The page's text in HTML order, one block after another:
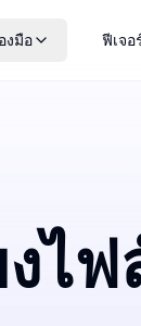
งมือ ฟีเจอ
ไ